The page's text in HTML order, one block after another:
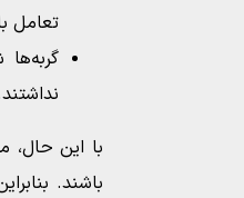
تعامل
با این حال،
باشند.